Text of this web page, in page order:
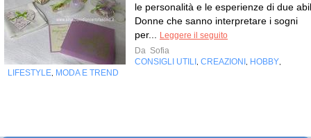
le personalità e le esperienze di due
Donne che sanno interpretare i sogni
per...
Leggere il seguito
Da Sofia
CONSIGLI UTILI CREAZIONI HOBBY
LIFESTYLE MODA E TREND